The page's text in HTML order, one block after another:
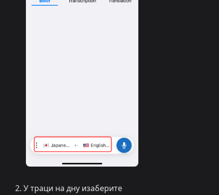
У траци на дну изаберите